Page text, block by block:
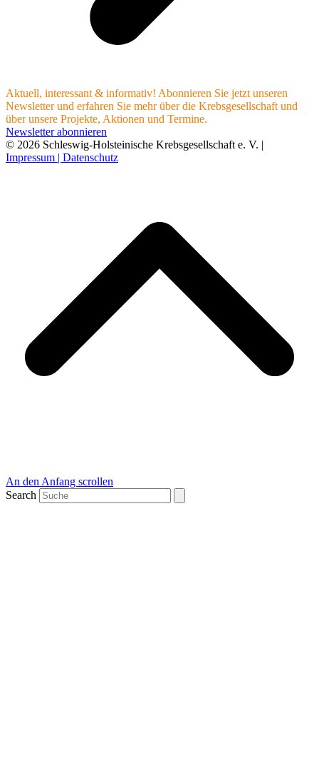
Aktuell, interessant & informativ! Abonnieren Sie jetzt unseren
Newsletter und erfahren Sie mehr über die Krebsgesellschaft und
über unsere Projekte, Aktionen und Termine.
Newsletter abonnieren
© 2026 Schleswig-Holsteinische Krebsgesellschaft e. V. |
Impressum | Datenschutz
An den Anfang scrollen
Search